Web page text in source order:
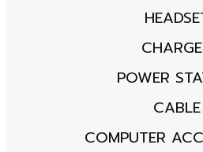
POWER
CABLE
COMPUTER